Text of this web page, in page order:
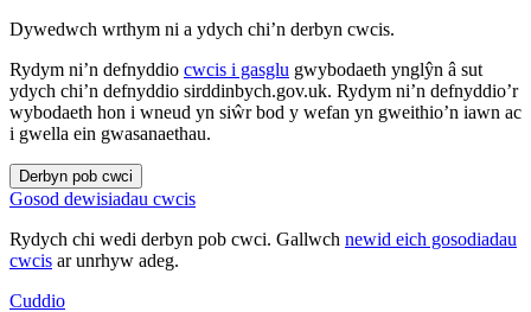
Dywedwch wrthym ni a ydych chi’n derbyn cwcis.
Rydym ni’n defnyddio cwcis i gasglu gwybodaeth ynglŷn â sut
ydych chi’n defnyddio sirddinbych.gov.uk. Rydym ni’n defnyddio’r
wybodaeth hon i wneud yn siŵr bod y wefan yn gweithio’n iawn ac
i gwella ein gwasanaethau.
Derbyn pob cwci
Gosod dewisiadau cwcis
Rydych chi wedi derbyn pob cwci. Gallwch newid eich gosodiadau
cwcis ar unrhyw adeg.
Cuddio